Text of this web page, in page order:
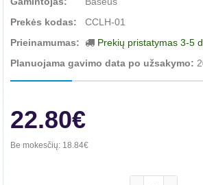
Prekės kodas:
CCLH-01
Prieinamumas:
Prekių pristatymas 3-5
Planuojama gavimo data po užsakymo:
22.80€
Be mokesčių: 18.84€